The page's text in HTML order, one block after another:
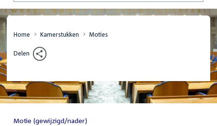
Home Kamerstukken Moties
Delen
Motie (gewijzigd/nader)